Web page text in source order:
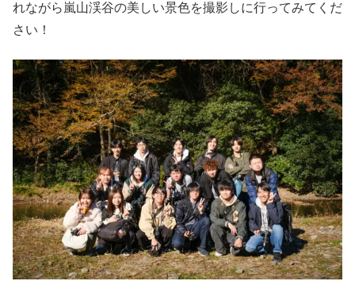
れながら嵐山渓谷の美しい景色を撮影しに行ってみてくだ
さい！